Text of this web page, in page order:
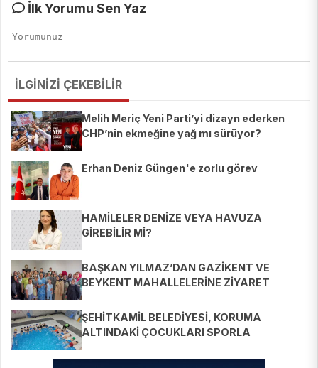
İlk Yorumu Sen Yaz
İLGİNİZİ ÇEKEBİLİR
Melih Meriç Yeni Parti’yi dizayn ederken
CHP’nin ekmeğine yağ mı sürüyor?
Erhan Deniz Güngen'e zorlu görev
HAMİLELER DENİZE VEYA HAVUZA
GİREBİLİR Mİ?
BAŞKAN YILMAZ’DAN GAZİKENT VE
BEYKENT MAHALLELERİNE ZİYARET
ŞEHİTKAMİL BELEDİYESİ, KORUMA
ALTINDAKİ ÇOCUKLARI SPORLA